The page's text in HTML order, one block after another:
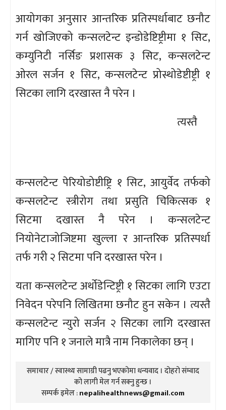
आयोगका अनुसार आन्तरिक प्रतिस्पर्धाबाट छनौट
गर्न खोजिएको कन्सलटेन्ट इन्डोडेष्टिष्ट्रीमा १ सिट,
कम्युनिटी नर्सिङ प्रशासक ३ सिट, कन्सलटेन्ट
ओरल सर्जन १ सिट, कन्सलटेन्ट प्रोस्थोडेष्टीष्ट्री १
सिटका लागि दरखास्त नै परेन ।
त्यस्तै
कन्सलटेन्ट पेरियोडोष्टीष्ट्रि १ सिट, आयुर्वेद तर्फको
कन्सलटेन्ट स्त्रीरोग तथा प्रसुति चिकित्सक १
सिटमा दखास्त नै परेन । कन्सलटेन्ट
नियोनेटाजोजिष्टमा खुल्ला र आन्तरिक प्रतिस्पर्धा
तर्फ गरी २ सिटमा पनि दरखास्त परेन ।
यता कन्सलटेन्ट अर्थोडेन्टिष्ट्री १ सिटका लागि एउटा
निवेदन परेपनि लिखितमा छनौट हुन सकेन । त्यस्तै
कन्सलटेन्ट न्युरो सर्जन २ सिटका लागि दरखास्त
मागिए पनि १ जनाले मात्रै नाम निकालेका छन् ।
समाचार / स्वास्थ्य सामाग्री पढनु भएकोमा धन्यवाद । दोहरो संम्वाद
को लागी मेल गर्न सक्नु हुन्छ ।
सम्पर्क इमेल :nepalihealthnews@gmail.com